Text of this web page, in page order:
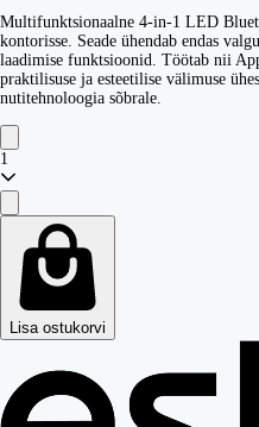
Multifunktsionaalne 4-in-1 LED
kontorisse. Seade ühendab endas
laadimise funktsioonid. Töötab nii
praktilisuse ja esteetilise välimuse
nutitehnoloogia sõbrale.
1
Lisa ostukorvi